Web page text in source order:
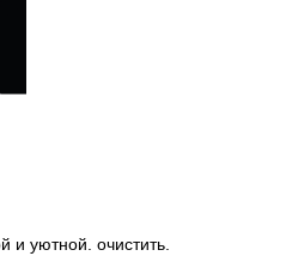
и уютной. очистить.